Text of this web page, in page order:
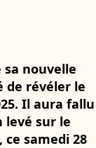
sa nouvelle
de révéler le
Il aura fallu
levé sur le
samedi 28